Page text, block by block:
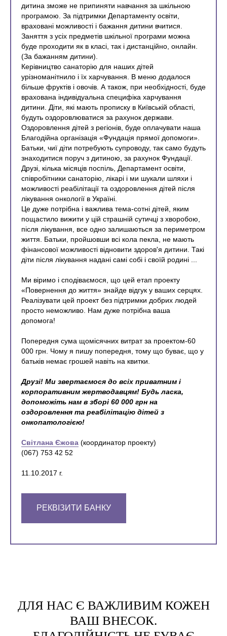
дитина зможе не припиняти навчання за шкільною
програмою. За підтримки Департаменту освіти,
враховані можливості і бажання дитини вчитися.
Заняття з усіх предметів шкільної програми можна
буде проходити як в класі, так і дистанційно, онлайн.
(За бажанням дитини).
Керівництво санаторію для наших дітей
урізноманітнило і їх харчування. В меню додалося
більше фруктів і овочів. А також, при необхідності, буде
врахована індивідуальна специфіка харчування
дитини. Діти, які мають прописку в Київській області,
будуть оздоровлюватися за рахунок держави.
Оздоровлення дітей з регіонів, буде оплачувати наша
Благодійна організація «Фундація прямої допомоги».
Батьки, чиї діти потребують супроводу, так само будуть
знаходитися поруч з дитиною, за рахунок Фундації.
Друзі, кілька місяців поспіль, Департамент освіти,
співробітники санаторію, лікарі і ми шукали шляхи і
можливості реабілітації та оздоровлення дітей після
лікування онкології в Україні.
Це дуже потрібна і важлива тема-сотні дітей, яким
пощастило вижити у цій страшній сутичці з хворобою,
після лікування, все одно залишаються за периметром
життя. Батьки, пройшовши всі кола пекла, не мають
фінансової можливості відновити здоров'я дитини. Такі
діти після лікування надані самі собі і своїй родині ...
Ми віримо і сподіваємося, що цей етап проекту
«Повернення до життя» знайде відгук у ваших серцях.
Реалізувати цей проект без підтримки добрих людей
просто неможливо. Нам дуже потрібна ваша
допомога!
Попередня сума щомісячних витрат за проектом-60
000 грн. Чому я пишу попередня, тому що буває, що у
батьків немає грошей навіть на квитки.
Друзі! Ми звертаємося до всіх приватним і
корпоративним жертводавцям! Будь ласка,
допоможіть нам в зборі 60 000 грн на
оздоровлення та реабілітацію дітей з
онкопатологією!
Світлана Єжова (координатор проекту)
(067) 753 42 52
11.10.2017 г.
РЕКВІЗИТИ БАНКУ
ДЛЯ НАС Є ВАЖЛИВИМ КОЖЕН
ВАШ ВНЕСОК.